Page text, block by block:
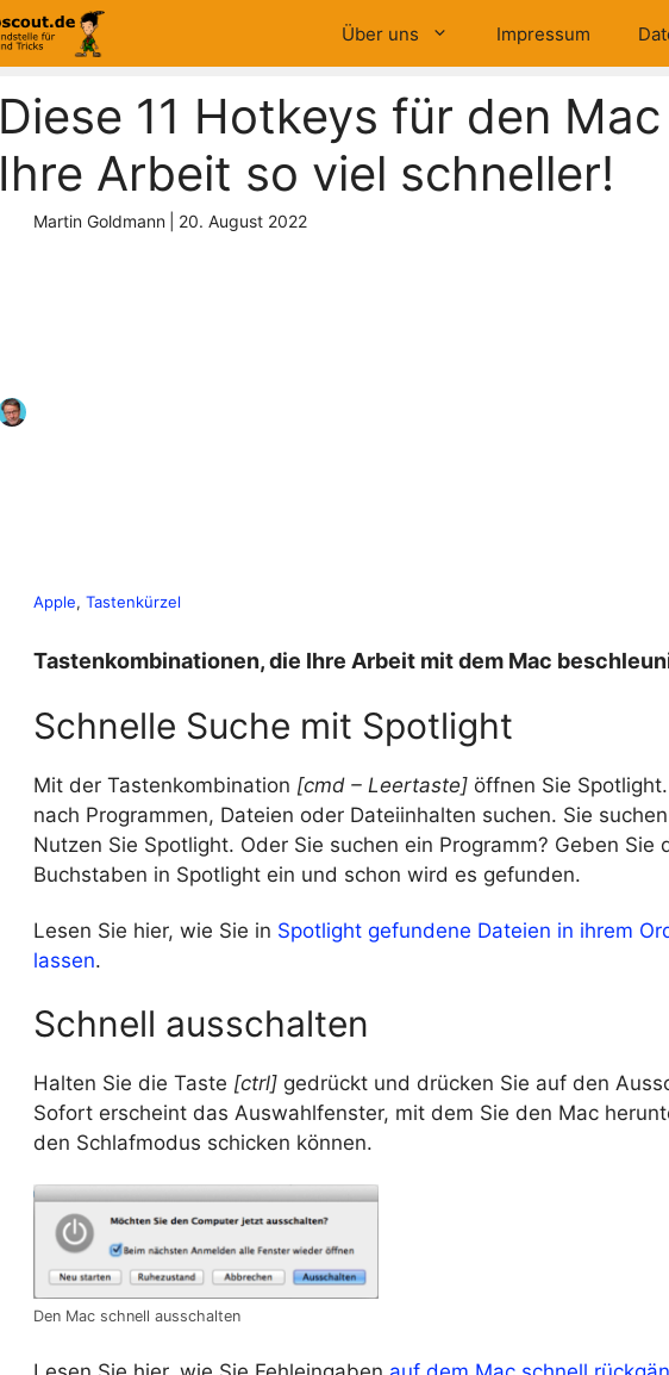
Über uns Impressum
Diese 11 Hotkeys für den
Ihre Arbeit so viel schneller!
Martin Goldmann 20. August 2022
Apple, Tastenkürzel
Tastenkombinationen, die Ihre Arbeit mit dem Mac
Schnelle Suche mit Spotlight
Mit der Tastenkombination [cmd – Leertaste] öffnen Sie
nach Programmen, Dateien oder Dateiinhalten suchen. Sie
Nutzen Sie Spotlight. Oder Sie suchen ein Programm? Geben Sie
Buchstaben in Spotlight ein und schon wird es gefunden.
Lesen Sie hier, wie Sie in Spotlight gefundene Dateien in ihrem
lassen.
Schnell ausschalten
Halten Sie die Taste [ctrl] gedrückt und drücken Sie auf den
Sofort erscheint das Auswahlfenster, mit dem Sie den Mac
den Schlafmodus schicken können.
Den Mac schnell ausschalten